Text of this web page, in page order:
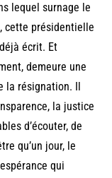
lequel surnage le
cette présidentielle
écrit. Et
demeure une
résignation. Il
la justice
d’écouter, de
qu’un jour, le
qui